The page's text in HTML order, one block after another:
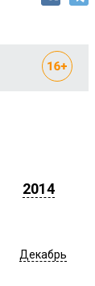
2014
Декабрь